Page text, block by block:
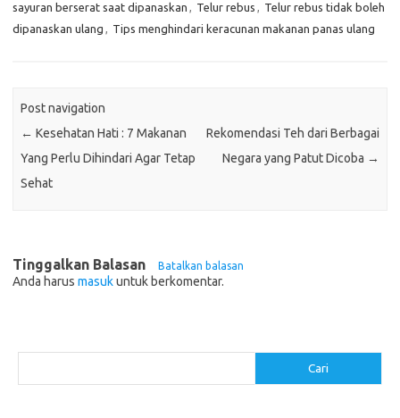
sayuran berserat saat dipanaskan , Telur rebus , Telur rebus tidak boleh
dipanaskan ulang , Tips menghindari keracunan makanan panas ulang
Post navigation
← Kesehatan Hati : 7 Makanan
Yang Perlu Dihindari Agar Tetap
Sehat
Rekomendasi Teh dari Berbagai
Negara yang Patut Dicoba →
Tinggalkan Balasan Batalkan balasan
Anda harus masukuntuk berkomentar.
Cari